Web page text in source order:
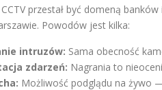
przestał być domeną
Powodów jest kilka:
intruzów: Sama obecność
zdarzeń: Nagrania to
Możliwość podglądu na żywo